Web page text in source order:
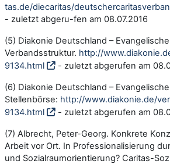
tas.de/diecaritas/
- zuletzt abgeru-fen am 08.07.2016
(5) Diakonie Deutschland –
Verbandsstruktur. http://
9134.html
- zuletzt abgerufen am
(6) Diakonie Deutschland –
Stellenbörse: http://www.diakonie.de/
9134.html
- zuletzt abgerufen am
(7) Albrecht, Peter-Georg. Konkrete
Arbeit vor Ort. In Professionalisierung
und Sozialraumorientierung? Caritas-